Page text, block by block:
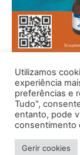
Utilizamos
experiência
preferências e
Tudo",
entanto, pode
consentimento
Gerir cookies